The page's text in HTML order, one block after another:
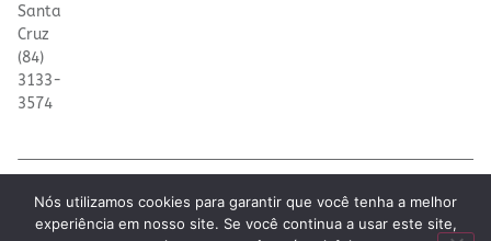
Santa
Cruz
(84)
3133-
3574
© 2025 Dental Med | Todos os direitos reservados
Desenvolvido por Colina Tech
pelo WhatsApp
Nós utilizamos cookies para garantir que você tenha a melhor
experiência em nosso site. Se você continua a usar este site,